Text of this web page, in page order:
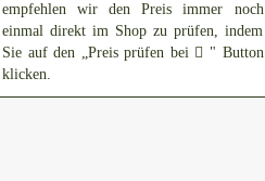
empfehlen wir den Preis immer noch
einmal direkt im Shop zu prüfen, indem
Sie auf den „Preis prüfen bei
" Button
klicken.